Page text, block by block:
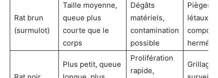
Rat brun
(surmulot)
Taille moyenne,
queue plus
courte que le
corps
Dégâts
matériels,
contamination
possible
Pièges
létaux +
Plus petit, queue
Prolifération
rapide,
Grillage